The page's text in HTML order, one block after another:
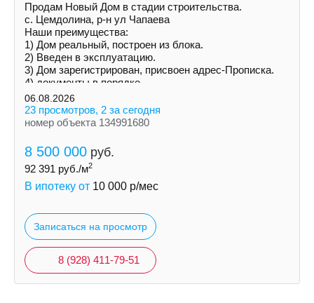
Продам Новый Дом в стадии строительства.
с. Цемдолина, р-н ул Чапаева
Наши преимущества:
1) Дoм peальный, построен из блока.
2) Введен в эксплуатацию.
3) Дoм зарегистрирован, присвоен адрес-Прописка.
4) документы в порядке.
5) Ceмeйнaя ипотека!
06.08.2026
23 просмотров, 2 за сегодня
номер объекта 134991680
8 500 000 руб.
92 391 руб./м2
В ипотеку от 10 000 р/мес
Записаться на просмотр
8 (928) 411-79-51